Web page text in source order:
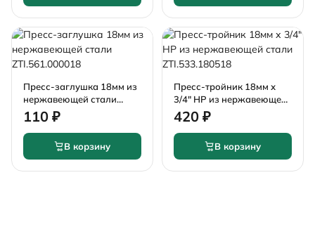
Пресс-заглушка 18мм из
нержавеющей стали
ZTI.561.000018
110 ₽
В корзину
Пресс-тройник 18мм х
3/4" НР из нержавеющей
стали ZTI.533.180518
420 ₽
В корзину